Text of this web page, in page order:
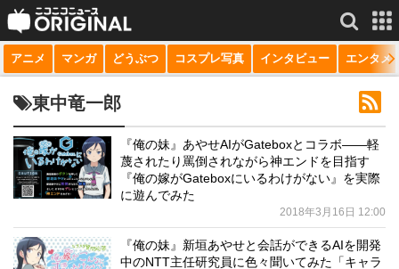
サービス一覧 もっと見る
niconico
動画
生放送
ニュース
チャンネル
アニメ マンガ どうぶつ コスプレ写真 インタビュー エンタメ
東中竜一郎
『俺の妹』あやせAIがGateboxとコラボ――軽
蔑されたり罵倒されながら神エンドを目指す
『俺の嫁がGateboxにいるわけがない』を実際
に遊んでみた
2018年3月16日 12:00
『俺の妹』新垣あやせと会話ができるAIを開発
中のNTT主任研究員に色々聞いてみた「キャラ